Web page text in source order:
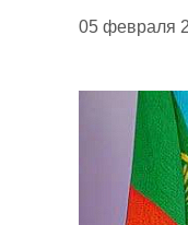
05 февраля